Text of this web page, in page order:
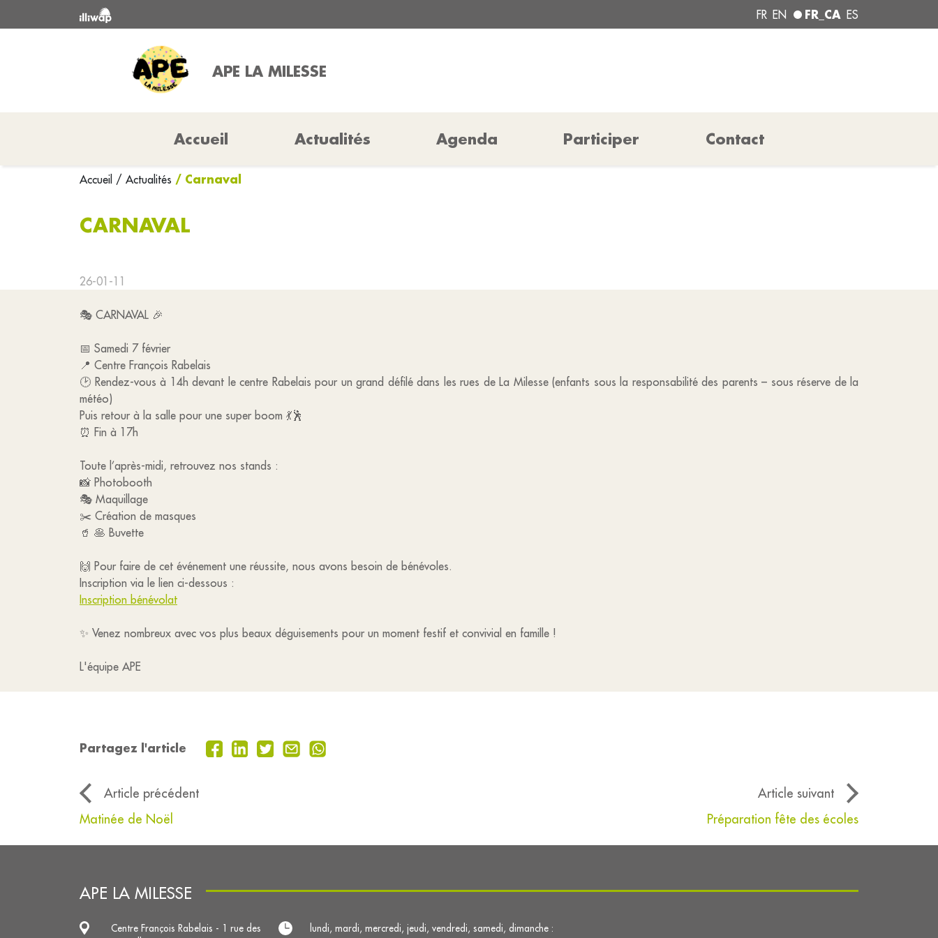
FR EN FR_CA ES
APE LA MILESSE
Accueil Actualités Agenda Participer Contact
Accueil / Actualités / Carnaval
CARNAVAL
26-01-11
🎭 CARNAVAL 🎉
📅 Samedi 7 février
📍 Centre François Rabelais
🕑 Rendez-vous à 14h devant le centre Rabelais pour un grand défilé dans les rues de La Milesse (enfants sous la responsabilité des parents – sous réserve de la
météo)
Puis retour à la salle pour une super boom 💃🕺
⏰ Fin à 17h
Toute l’après-midi, retrouvez nos stands :
📸 Photobooth
🎭 Maquillage
✂️ Création de masques
🥤 🥞 Buvette
🙌 Pour faire de cet événement une réussite, nous avons besoin de bénévoles.
Inscription via le lien ci-dessous :
Inscription bénévolat
✨ Venez nombreux avec vos plus beaux déguisements pour un moment festif et convivial en famille !
L'équipe APE
Partagez l'article
Article précédent
Article suivant
Matinée de Noël
Préparation fête des écoles
APE LA MILESSE
Centre François Rabelais - 1 rue des
lundi, mardi, mercredi, jeudi, vendredi, samedi, dimanche :